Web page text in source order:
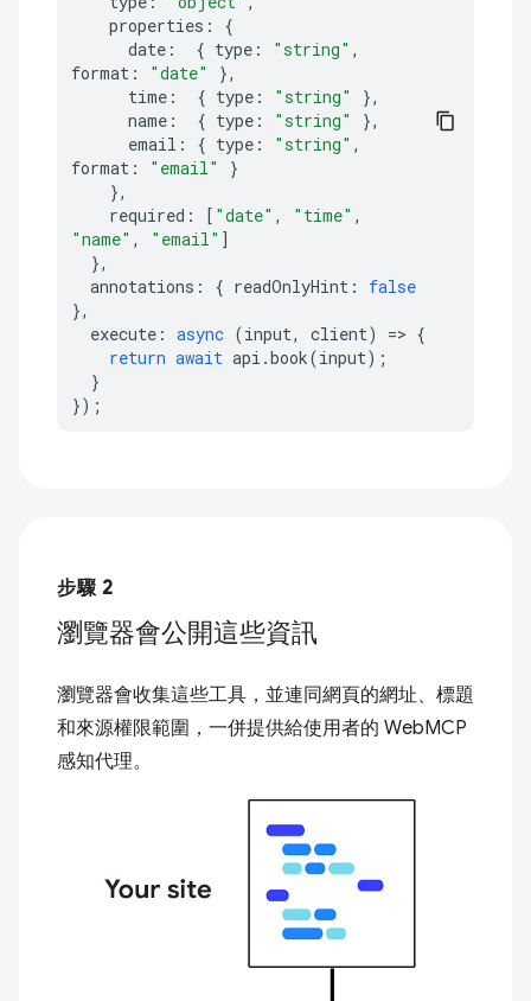
properties :
{
date : { type : "string" ,
format : "date"
},
time : { type : "string"
},
name : { type : "string"
},
email : { type : "string" ,
format : "email"
}
},
required : [ "date" , "time" ,
"name" , "email" ]
},
annotations : { readOnlyHint :
false
},
execute : async (input, client) => {
return await api .book(input);
}
});
步驟 2
瀏覽器會公開這些資訊
瀏覽器會收集這些工具，並連同網頁的網址、標題
和來源權限範圍，一併提供給使用者的 WebMCP
感知代理。